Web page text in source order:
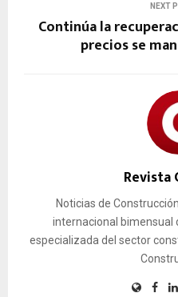
NEXT
Continúa la
precios se
Revista
Noticias de
internacional bimensual
especializada del sector